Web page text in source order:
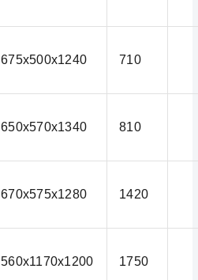
675x500x1240 710
650x570x1340 810
670x575x1280 1420
560x1170x1200 1750